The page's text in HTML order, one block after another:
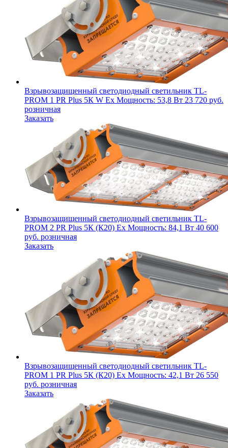
Взрывозащищенный светодиодный светильник TL-
PROM 1 PR Plus 5К W Ex Мощность: 53,8 Вт 23 720 руб.
розничная
Заказать
Взрывозащищенный светодиодный светильник TL-
PROM 2 PR Plus 5К (К20) Ex Мощность: 84,1 Вт 40 600
руб. розничная
Заказать
Взрывозащищенный светодиодный светильник TL-
PROM 1 PR Plus 5К (К20) Ex Мощность: 42,1 Вт 26 550
руб. розничная
Заказать